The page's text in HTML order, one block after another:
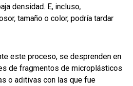
densidad. E, incluso,
tamaño o color, podría tardar
este proceso, se desprenden en
de fragmentos de microplásticos
o aditivas con las que fue